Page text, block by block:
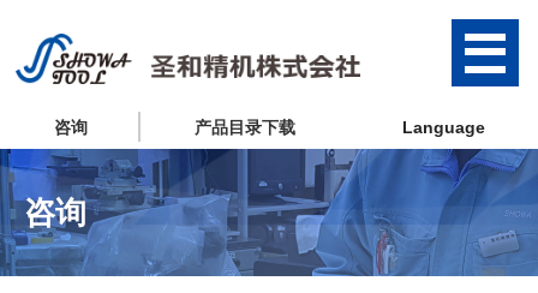
咨询 产品目录下载 Language
咨询